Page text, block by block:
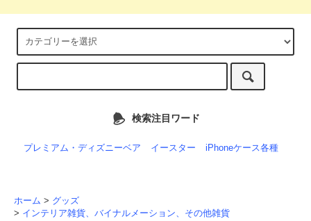
検索注目ワード
プレミアム・ディズニーベア イースター iPhoneケース各種
ホーム > グッズ
> インテリア雑貨、バイナルメーション、その他雑貨